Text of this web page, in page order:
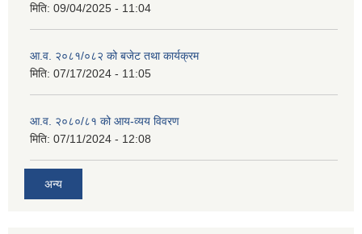
मिति: 09/04/2025 - 11:04
आ.व. २०८१/०८२ को बजेट तथा कार्यक्रम
मिति: 07/17/2024 - 11:05
आ.व. २०८०/८१ को आय-व्यय विवरण
मिति: 07/11/2024 - 12:08
अन्य